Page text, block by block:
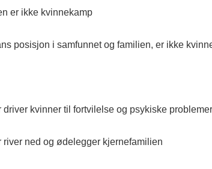
er ikke kvinnekamp
posisjon i samfunnet og familien, er ikke
kvinner til fortvilelse og psykiske
river ned og ødelegger kjernefamilien